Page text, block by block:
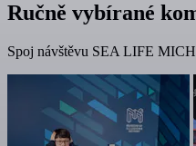
Ručně vybírané
Spoj návštěvu SEA LIFE